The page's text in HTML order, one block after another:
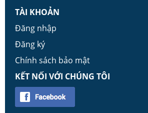
TÀI KHOẢN
Đăng nhập
Đăng ký
Chính sách bảo mật
KẾT NỐI VỚI CHÚNG TÔI